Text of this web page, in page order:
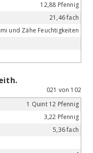
12,88 Pfennig
21,46 fach
und Zähe Feuchtigkeiten
021 von 102
1 Quint 12 Pfennig
3,22 Pfennig
5,36 fach